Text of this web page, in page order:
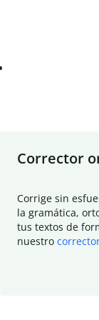
Corrector
Corrige sin
la gramática,
tus textos de
nuestro